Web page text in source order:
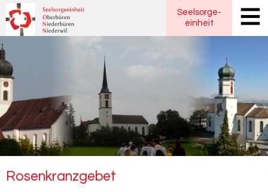
Seelsorge-
einheit
Ro­sen­kranz­ge­bet